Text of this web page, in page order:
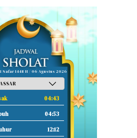
Safar 1448 H / 06 Agustus 2026
04:43
04:53
12:12